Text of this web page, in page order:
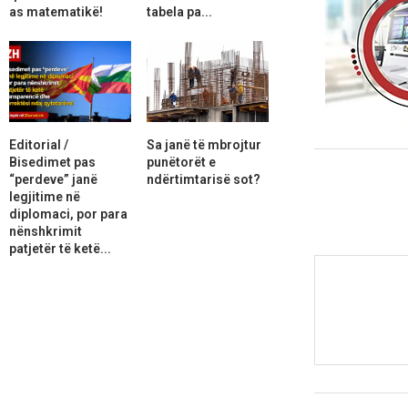
as matematikë!
tabela pa...
Editorial /
Bisedimet pas
“perdeve” janë
legjitime në
diplomaci, por para
nënshkrimit
patjetër të ketë...
Sa janë të mbrojtur
punëtorët e
ndërtimtarisë sot?